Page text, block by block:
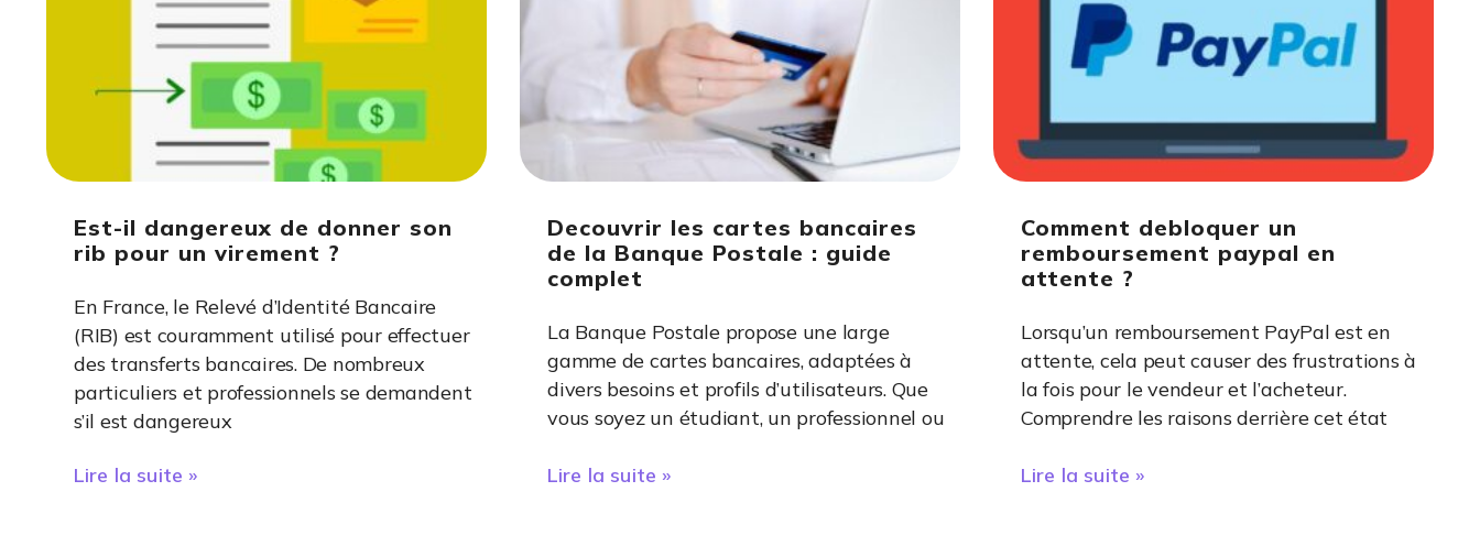
Est-il dangereux de donner son
rib pour un virement ?
En France, le Relevé d’Identité Bancaire
(RIB) est couramment utilisé pour effectuer
des transferts bancaires. De nombreux
particuliers et professionnels se demandent
s’il est dangereux
Lire la suite »
Decouvrir les cartes bancaires
de la Banque Postale : guide
complet
La Banque Postale propose une large
gamme de cartes bancaires, adaptées à
divers besoins et profils d’utilisateurs. Que
vous soyez un étudiant, un professionnel ou
Lire la suite »
Comment debloquer un
remboursement paypal en
attente ?
Lorsqu’un remboursement PayPal est en
attente, cela peut causer des frustrations à
la fois pour le vendeur et l’acheteur.
Comprendre les raisons derrière cet état
Lire la suite »